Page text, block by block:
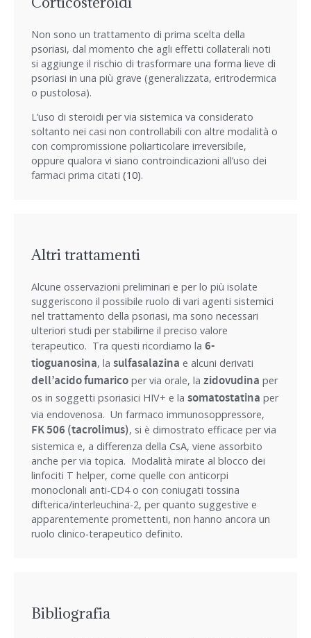
Non sono un trattamento di prima scelta della
psoriasi, dal momento che agli effetti collaterali noti
si aggiunge il rischio di trasformare una forma lieve di
psoriasi in una più grave (generalizzata, eritrodermica
o pustolosa).
L’uso di steroidi per via sistemica va considerato
soltanto nei casi non controllabili con altre modalità o
con compromissione poliarticolare irreversibile,
oppure qualora vi siano controindicazioni all’uso dei
farmaci prima citati (10).
Altri trattamenti
Alcune osservazioni preliminari e per lo più isolate
suggeriscono il possibile ruolo di vari agenti sistemici
nel trattamento della psoriasi, ma sono necessari
ulteriori studi per stabilirne il preciso valore
terapeutico. Tra questi ricordiamo la 6-
tioguanosina, la sulfasalazina e alcuni derivati
dell’acido fumarico per via orale, la zidovudina per
os in soggetti psoriasici HIV+ e la somatostatina per
via endovenosa. Un farmaco immunosoppressore,
FK 506 (tacrolimus), si è dimostrato efficace per via
sistemica e, a differenza della CsA, viene assorbito
anche per via topica. Modalità mirate al blocco dei
linfociti T helper, come quelle con anticorpi
monoclonali anti-CD4 o con coniugati tossina
difterica/interleuchina-2, per quanto suggestive e
apparentemente promettenti, non hanno ancora un
ruolo clinico-terapeutico definito.
Bibliografia